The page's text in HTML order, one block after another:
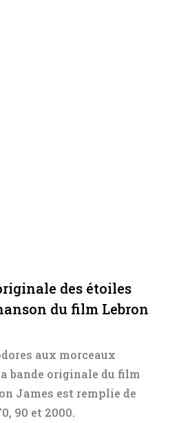
des étoiles
du film Lebron
aux morceaux
bande originale du film
James est remplie de
90 et 2000.